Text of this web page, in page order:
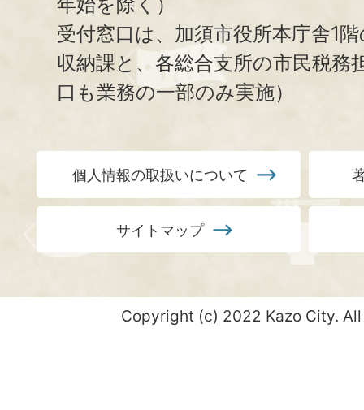
受付窓口は、加須市役所本庁舎1
収納課と、 各総合支所の市民税務
口も業務の一部のみ実施）
個人情報の取扱いについて
サイトマップ
Copyright (c) 2022 Kazo City.